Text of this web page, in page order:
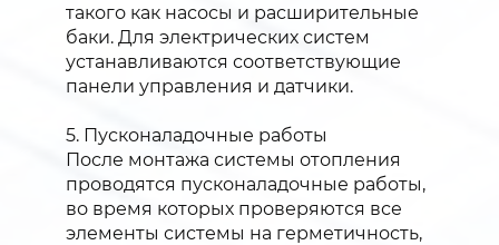
такого как насосы и расширительные
баки. Для электрических систем
устанавливаются соответствующие
панели управления и датчики.
5. Пусконаладочные работы
После монтажа системы отопления
проводятся пусконаладочные работы,
во время которых проверяются все
элементы системы на герметичность,